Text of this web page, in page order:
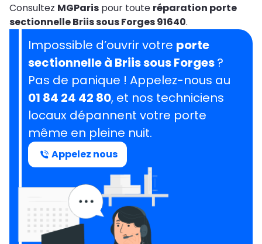
Consultez MGParis pour toute réparation porte
sectionnelle Briis sous Forges 91640.
Impossible d’ouvrir votre porte
sectionnelle à Briis sous Forges?
Pas de panique ! Appelez-nous au
01 84 24 42 80, et nos techniciens
locaux dépannent votre porte
même en pleine nuit.
Appelez nous